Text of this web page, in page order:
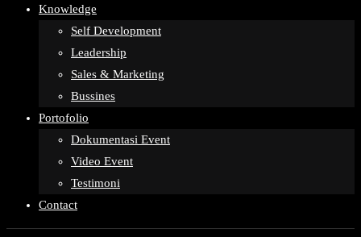
Knowledge
Self Development
Leadership
Sales & Marketing
Bussines
Portofolio
Dokumentasi Event
Video Event
Testimoni
Contact